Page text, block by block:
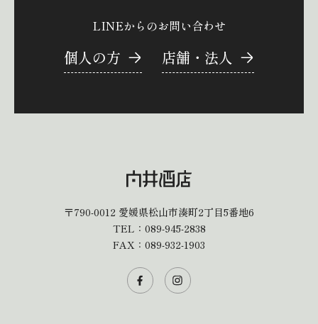
LINEからのお問い合わせ
個人の方 店舗・法人
〒790-0012 愛媛県松山市湊町2丁目5番地6
TEL： 089-945-2838
FAX：089-932-1903